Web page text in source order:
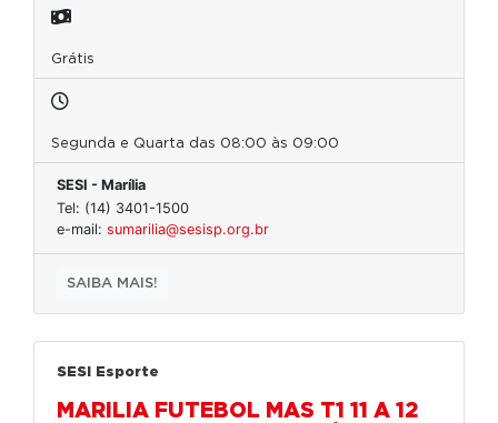
Grátis
Segunda e Quarta das 08:00 às 09:00
SESI - Marília
Tel: (14) 3401-1500
e-mail: sumarilia@sesisp.org.br
SAIBA MAIS!
SESI Esporte
MARILIA FUTEBOL MAS T1 11 A 12